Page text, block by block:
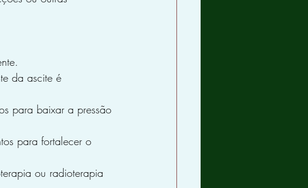
da ascite é
para baixar a pressão
para fortalecer o
ou radioterapia